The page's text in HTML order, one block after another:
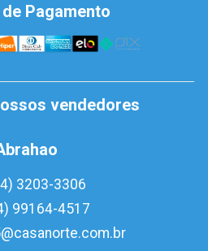
Pagamento
vendedores
3203-3306
99164-4517